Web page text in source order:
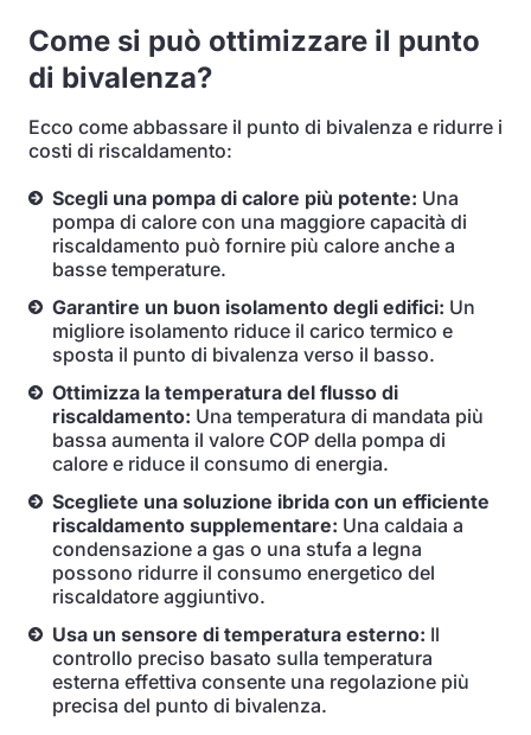
Come si può ottimizzare il punto
di bivalenza?
Ecco come abbassare il punto di bivalenza e ridurre i
costi di riscaldamento:
Scegli una pompa di calore più potente: Una
pompa di calore con una maggiore capacità di
riscaldamento può fornire più calore anche a
basse temperature.
Garantire un buon isolamento degli edifici: Un
migliore isolamento riduce il carico termico e
sposta il punto di bivalenza verso il basso.
Ottimizza la temperatura del flusso di
riscaldamento: Una temperatura di mandata più
bassa aumenta il valore COP della pompa di
calore e riduce il consumo di energia.
Scegliete una soluzione ibrida con un efficiente
riscaldamento supplementare: Una caldaia a
condensazione a gas o una stufa a legna
possono ridurre il consumo energetico del
riscaldatore aggiuntivo.
Usa un sensore di temperatura esterno: Il
controllo preciso basato sulla temperatura
esterna effettiva consente una regolazione più
precisa del punto di bivalenza.